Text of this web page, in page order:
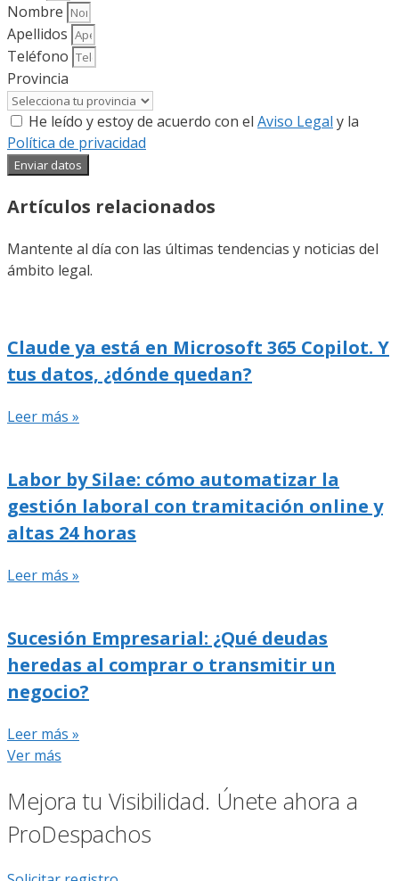
Nombre
Apellidos
Teléfono
Provincia
He leído y estoy de acuerdo con el Aviso Legal y la
Política de privacidad
Enviar datos
Artículos relacionados
Mantente al día con las últimas tendencias y noticias del
ámbito legal.
Claude ya está en Microsoft 365 Copilot. Y
tus datos, ¿dónde quedan?
Leer más »
Labor by Silae: cómo automatizar la
gestión laboral con tramitación online y
altas 24 horas
Leer más »
Sucesión Empresarial: ¿Qué deudas
heredas al comprar o transmitir un
negocio?
Leer más »
Ver más
Mejora tu Visibilidad. Únete ahora a
ProDespachos